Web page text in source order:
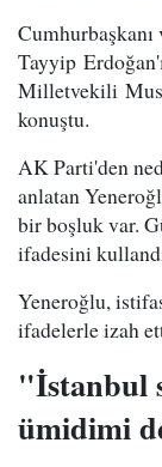
Tayyip
Milletvekili
konuştu.
AK Parti'den
anlatan
bir boşluk var.
ifadesini
Yeneroğlu,
ifadelerle izah
"İstanbul
ümidimi